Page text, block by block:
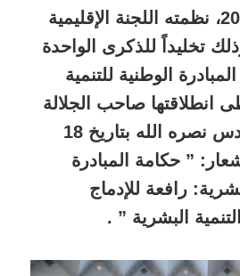
الاثنين 18 ماي 2026، نظمته اللجنة الإقليمية
تخليداً للذكرى الواحدة
الوطنية للتنمية
انطلاقتها صاحب الجلالة
الملك محمد السادس نصره الله بتاريخ 18
تحت شعار: ” حكامة المبادرة
رافعة للإدماج
البشرية ” .